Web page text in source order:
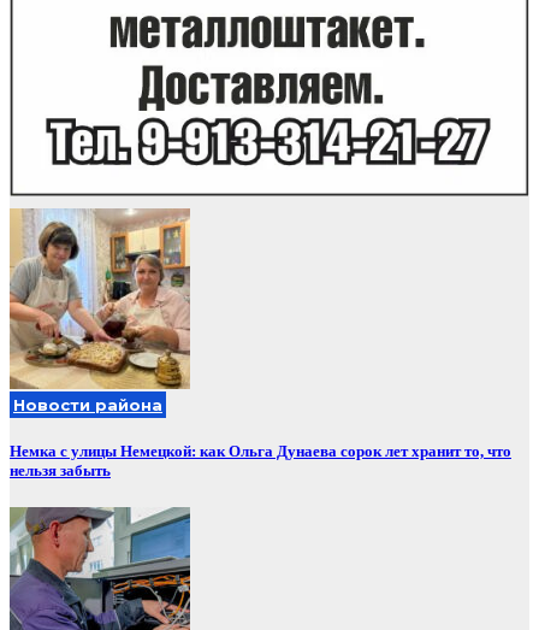
Новости района
Немка с улицы Немецкой: как Ольга Дунаева сорок лет хранит то, что
нельзя забыть